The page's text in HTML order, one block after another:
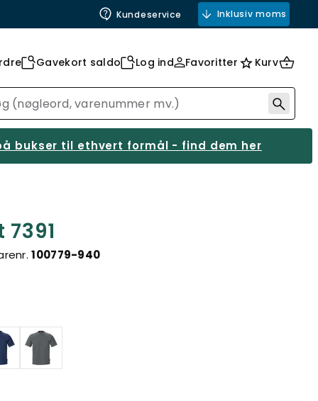
Kundeservice Inklusiv moms
Gavekort saldo Log ind Favoritter Kurv
bukser til ethvert formål - find dem her
100779-940